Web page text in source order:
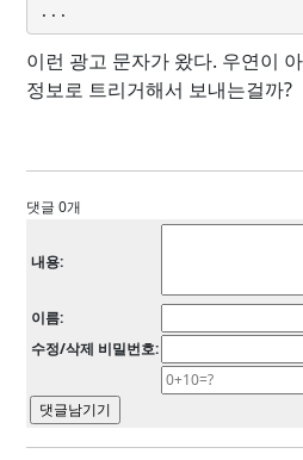
...
이런 광고 문자가 왔다. 우연이
정보로 트리거해서 보내는걸까?
댓글 0개
내용:
이름:
수정/삭제 비밀번호: